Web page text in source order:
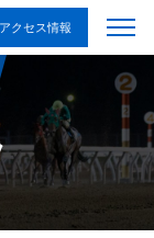
アクセス情報